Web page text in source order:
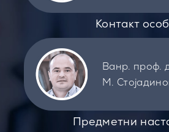
Контакт
Ванр. проф.
М.
Предметни